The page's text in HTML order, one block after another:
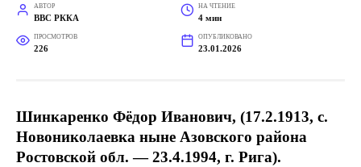
АВТОР
ВВС РККА
НА ЧТЕНИЕ
4 мин
ПРОСМОТРОВ
226
ОПУБЛИКОВАНО
23.01.2026
Шинкаренко Фёдор Иванович, (17.2.1913, с.
Новониколаевка ныне Азовского района
Ростовской обл. — 23.4.1994, г. Рига).